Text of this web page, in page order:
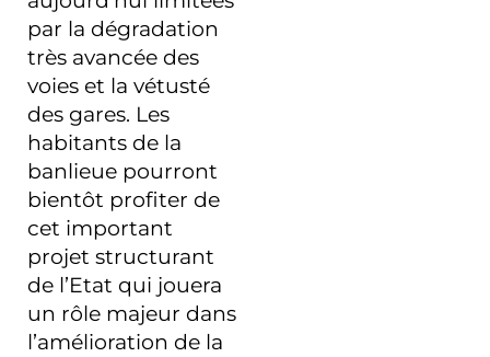
par la dégradation
très avancée des
voies et la vétusté
des gares. Les
habitants de la
banlieue pourront
bientôt profiter de
cet important
projet structurant
de l’Etat qui jouera
un rôle majeur dans
l’amélioration de la